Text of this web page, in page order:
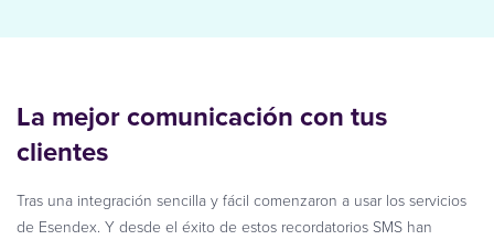
La mejor comunicación con tus
clientes
Tras una integración sencilla y fácil comenzaron a usar los servicios
de Esendex. Y desde el éxito de estos recordatorios SMS han